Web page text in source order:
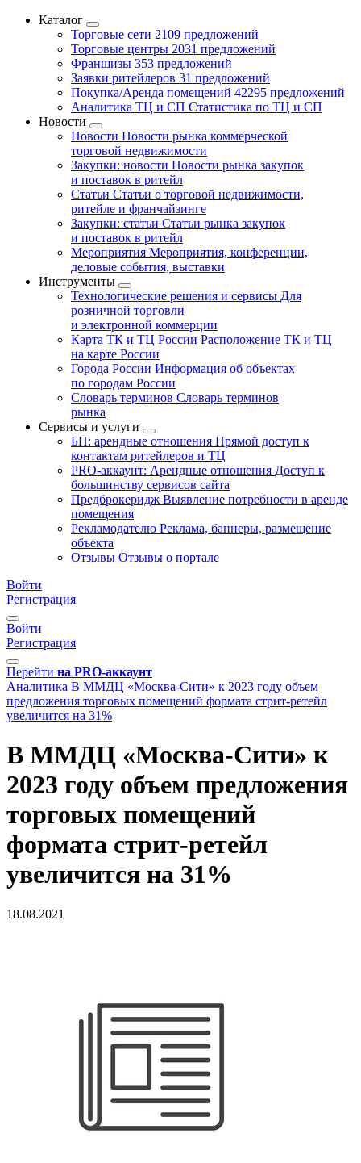
Каталог
Торговые сети 2109 предложений
Торговые центры 2031 предложений
Франшизы 353 предложений
Заявки ритейлеров 31 предложений
Покупка/Аренда помещений 42295 предложений
Аналитика ТЦ и СП Статистика по ТЦ и СП
Новости
Новости Новости рынка коммерческой
торговой недвижимости
Закупки: новости Новости рынка закупок
и поставок в ритейл
Статьи Статьи о торговой недвижимости,
ритейле и франчайзинге
Закупки: статьи Статьи рынка закупок
и поставок в ритейл
Мероприятия Мероприятия, конференции,
деловые события, выставки
Инструменты
Технологические решения и сервисы Для
розничной торговли
и электронной коммерции
Карта ТК и ТЦ России Расположение ТК и ТЦ
на карте России
Города России Информация об объектах
по городам России
Словарь терминов Словарь терминов
рынка
Сервисы и услуги
БП: арендные отношения Прямой доступ к
контактам ритейлеров и ТЦ
PRO-аккаунт: Арендные отношения Доступ к
большинству сервисов сайта
Предброкеридж Выявление потребности в аренде
помещения
Рекламодателю Реклама, баннеры, размещение
объекта
Отзывы Отзывы о портале
Войти
Регистрация
Войти
Регистрация
Перейти на PRO-аккаунт
Аналитика В ММДЦ «Москва-Сити» к 2023 году объем
предложения торговых помещений формата стрит-ретейл
увеличится на 31%
В ММДЦ «Москва-Сити» к
2023 году объем предложения
торговых помещений
формата стрит-ретейл
увеличится на 31%
18.08.2021